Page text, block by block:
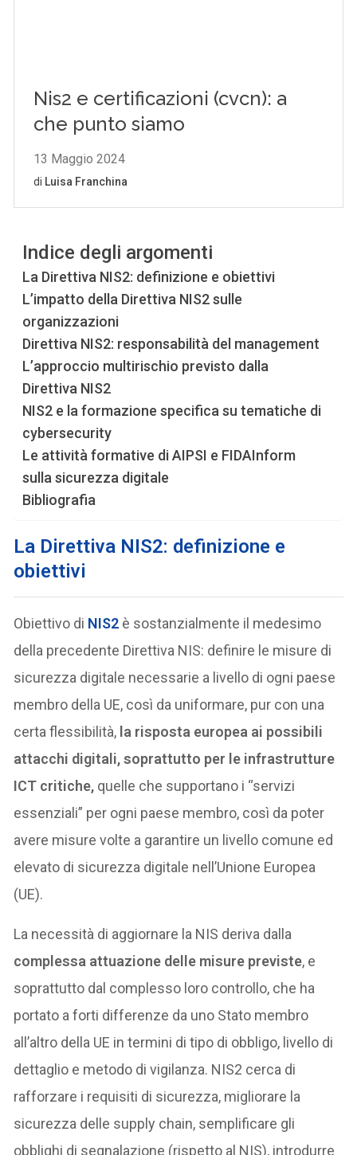
Indice degli argomenti
La Direttiva NIS2: definizione e obiettivi
L’impatto della Direttiva NIS2 sulle
organizzazioni
Direttiva NIS2: responsabilità del management
L’approccio multirischio previsto dalla
Direttiva NIS2
NIS2 e la formazione specifica su tematiche di
cybersecurity
Le attività formative di AIPSI e FIDAInform
sulla sicurezza digitale
Bibliografia
La Direttiva NIS2: definizione e
obiettivi
Obiettivo di NIS2 è sostanzialmente il medesimo
della precedente Direttiva NIS: definire le misure di
sicurezza digitale necessarie a livello di ogni paese
membro della UE, così da uniformare, pur con una
certa flessibilità, la risposta europea ai possibili
attacchi digitali, soprattutto per le infrastrutture
ICT critiche, quelle che supportano i “servizi
essenziali” per ogni paese membro, così da poter
avere misure volte a garantire un livello comune ed
elevato di sicurezza digitale nell’Unione Europea
(UE).
La necessità di aggiornare la NIS deriva dalla
complessa attuazione delle misure previste, e
soprattutto dal complesso loro controllo, che ha
portato a forti differenze da uno Stato membro
all’altro della UE in termini di tipo di obbligo, livello di
dettaglio e metodo di vigilanza. NIS2 cerca di
rafforzare i requisiti di sicurezza, migliorare la
sicurezza delle supply chain, semplificare gli
obblighi di segnalazione (rispetto al NIS), introdurre